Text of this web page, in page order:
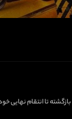
تا انتقام نهایی